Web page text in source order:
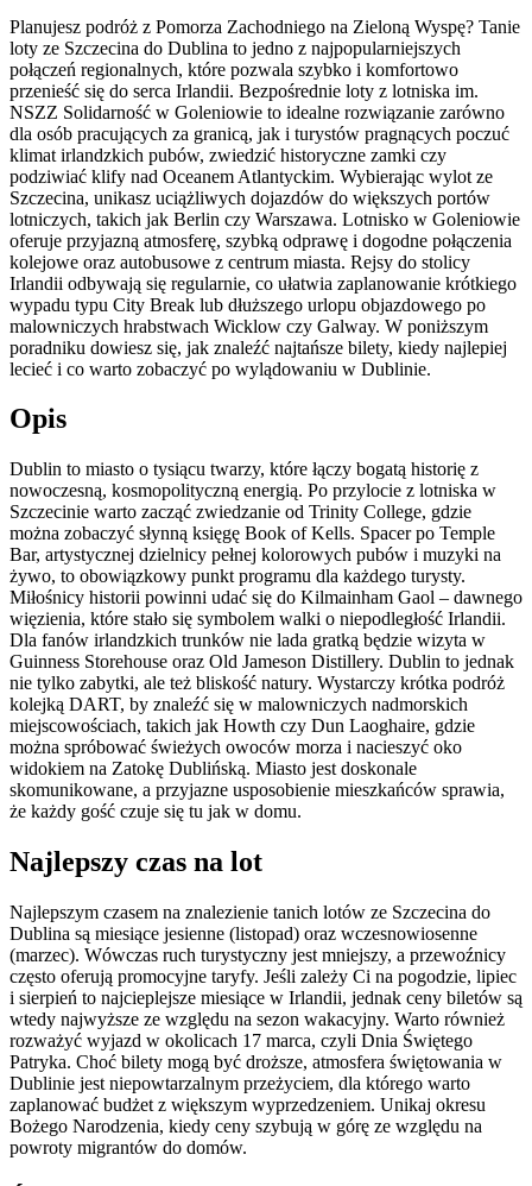
Planujesz podróż z Pomorza Zachodniego na Zieloną Wyspę? Tanie
loty ze Szczecina do Dublina to jedno z najpopularniejszych
połączeń regionalnych, które pozwala szybko i komfortowo
przenieść się do serca Irlandii. Bezpośrednie loty z lotniska im.
NSZZ Solidarność w Goleniowie to idealne rozwiązanie zarówno
dla osób pracujących za granicą, jak i turystów pragnących poczuć
klimat irlandzkich pubów, zwiedzić historyczne zamki czy
podziwiać klify nad Oceanem Atlantyckim. Wybierając wylot ze
Szczecina, unikasz uciążliwych dojazdów do większych portów
lotniczych, takich jak Berlin czy Warszawa. Lotnisko w Goleniowie
oferuje przyjazną atmosferę, szybką odprawę i dogodne połączenia
kolejowe oraz autobusowe z centrum miasta. Rejsy do stolicy
Irlandii odbywają się regularnie, co ułatwia zaplanowanie krótkiego
wypadu typu City Break lub dłuższego urlopu objazdowego po
malowniczych hrabstwach Wicklow czy Galway. W poniższym
poradniku dowiesz się, jak znaleźć najtańsze bilety, kiedy najlepiej
lecieć i co warto zobaczyć po wylądowaniu w Dublinie.
Opis
Dublin to miasto o tysiącu twarzy, które łączy bogatą historię z
nowoczesną, kosmopolityczną energią. Po przylocie z lotniska w
Szczecinie warto zacząć zwiedzanie od Trinity College, gdzie
można zobaczyć słynną księgę Book of Kells. Spacer po Temple
Bar, artystycznej dzielnicy pełnej kolorowych pubów i muzyki na
żywo, to obowiązkowy punkt programu dla każdego turysty.
Miłośnicy historii powinni udać się do Kilmainham Gaol – dawnego
więzienia, które stało się symbolem walki o niepodległość Irlandii.
Dla fanów irlandzkich trunków nie lada gratką będzie wizyta w
Guinness Storehouse oraz Old Jameson Distillery. Dublin to jednak
nie tylko zabytki, ale też bliskość natury. Wystarczy krótka podróż
kolejką DART, by znaleźć się w malowniczych nadmorskich
miejscowościach, takich jak Howth czy Dun Laoghaire, gdzie
można spróbować świeżych owoców morza i nacieszyć oko
widokiem na Zatokę Dublińską. Miasto jest doskonale
skomunikowane, a przyjazne usposobienie mieszkańców sprawia,
że każdy gość czuje się tu jak w domu.
Najlepszy czas na lot
Najlepszym czasem na znalezienie tanich lotów ze Szczecina do
Dublina są miesiące jesienne (listopad) oraz wczesnowiosenne
(marzec). Wówczas ruch turystyczny jest mniejszy, a przewoźnicy
często oferują promocyjne taryfy. Jeśli zależy Ci na pogodzie, lipiec
i sierpień to najcieplejsze miesiące w Irlandii, jednak ceny biletów są
wtedy najwyższe ze względu na sezon wakacyjny. Warto również
rozważyć wyjazd w okolicach 17 marca, czyli Dnia Świętego
Patryka. Choć bilety mogą być droższe, atmosfera świętowania w
Dublinie jest niepowtarzalnym przeżyciem, dla którego warto
zaplanować budżet z większym wyprzedzeniem. Unikaj okresu
Bożego Narodzenia, kiedy ceny szybują w górę ze względu na
powroty migrantów do domów.